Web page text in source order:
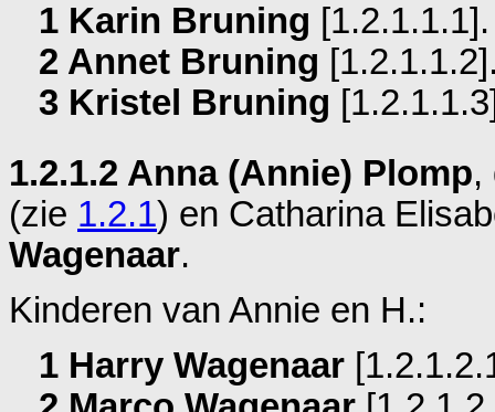
1 Karin Bruning [1.2.1.1.1].
2 Annet Bruning
3 Kristel Bruning
1.2.1.2 Anna (Annie) Plomp,
(zie 1.2.1) en Catharina
Wagenaar.
Kinderen van Annie en H.:
1 Harry Wagenaar